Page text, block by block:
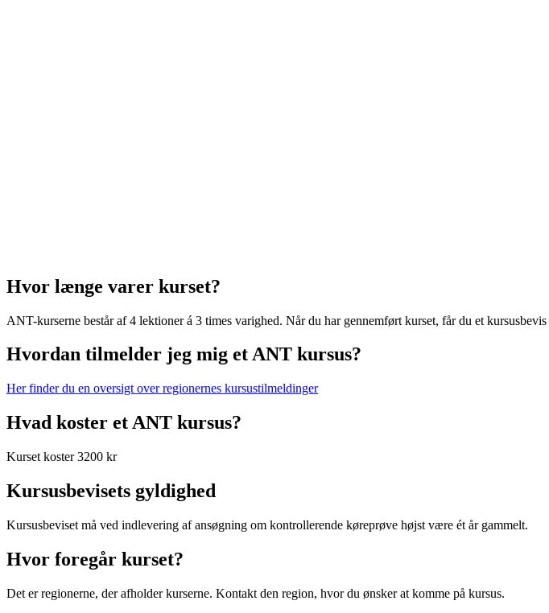
Hvor længe varer kurset?
ANT-kurserne består af 4 lektioner á 3 times varighed. Når du har gennemført kurset, får du et
Hvordan tilmelder jeg mig et ANT kursus?
Her finder du en oversigt over regionernes kursustilmeldinger
Hvad koster et ANT kursus?
Kurset koster 3200 kr
Kursusbevisets gyldighed
Kursusbeviset må ved indlevering af ansøgning om kontrollerende køreprøve højst være ét år gammelt.
Hvor foregår kurset?
Det er regionerne, der afholder kurserne. Kontakt den region, hvor du ønsker at komme på kursus.